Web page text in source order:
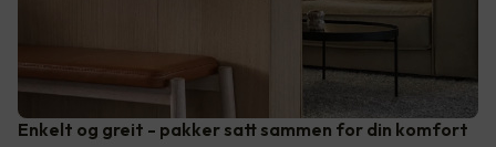
Enkelt og greit - pakker satt sammen for din komfort